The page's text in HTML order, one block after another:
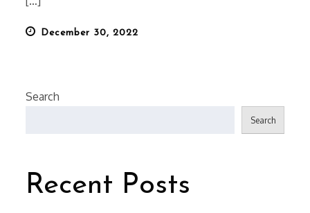
PostedDecember 30, 2022
Search
Search
Recent Posts